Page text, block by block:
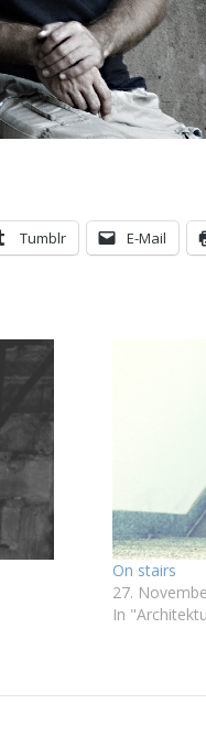
Tumblr E-Mail
On stairs
27.
In